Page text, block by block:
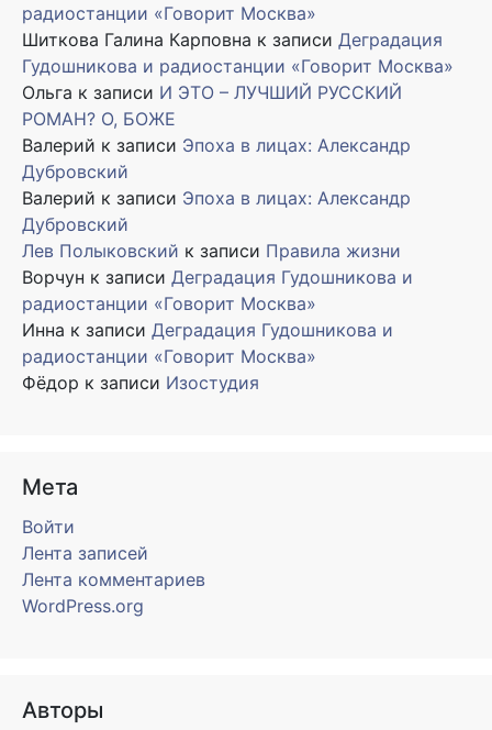
радиостанции «Говорит Москва»
Шиткова Галина Карповна к записи Деградация
Гудошникова и радиостанции «Говорит Москва»
Ольга к записи И ЭТО – ЛУЧШИЙ РУССКИЙ
РОМАН? О, БОЖЕ
Валерий к записи Эпоха в лицах: Александр
Дубровский
Валерий к записи Эпоха в лицах: Александр
Дубровский
Лев Полыковский к записи Правила жизни
Ворчун к записи Деградация Гудошникова и
радиостанции «Говорит Москва»
Инна к записи Деградация Гудошникова и
радиостанции «Говорит Москва»
Фёдор к записи Изостудия
Мета
Войти
Лента записей
Лента комментариев
WordPress.org
Авторы